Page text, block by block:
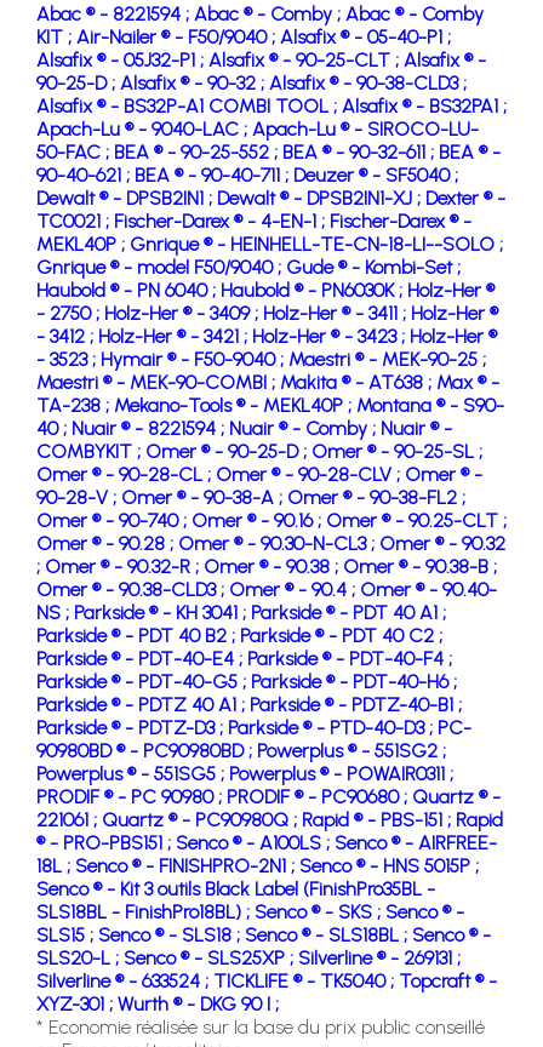
Abac ® - 8221594 ; Abac ® - Comby ; Abac ® - Comby
KIT ; Air-Nailer ® - F50/9040 ; Alsafix ® - 05-40-P1 ;
Alsafix ® - 05J32-P1 ; Alsafix ® - 90-25-CLT ; Alsafix ® -
90-25-D ; Alsafix ® - 90-32 ; Alsafix ® - 90-38-CLD3 ;
Alsafix ® - BS32P-A1 COMBI TOOL ; Alsafix ® - BS32PA1 ;
Apach-Lu ® - 9040-LAC ; Apach-Lu ® - SIROCO-LU-
50-FAC ; BEA ® - 90-25-552 ; BEA ® - 90-32-611 ; BEA ® -
90-40-621 ; BEA ® - 90-40-711 ; Deuzer ® - SF5040 ;
Dewalt ® - DPSB2IN1 ; Dewalt ® - DPSB2IN1-XJ ; Dexter ® -
TC0021 ; Fischer-Darex ® - 4-EN-1 ; Fischer-Darex ® -
MEKL40P ; Gnrique ® - HEINHELL-TE-CN-18-LI--SOLO ;
Gnrique ® - model F50/9040 ; Gude ® - Kombi-Set ;
Haubold ® - PN 6040 ; Haubold ® - PN6030K ; Holz-Her ®
- 2750 ; Holz-Her ® - 3409 ; Holz-Her ® - 3411 ; Holz-Her ®
- 3412 ; Holz-Her ® - 3421 ; Holz-Her ® - 3423 ; Holz-Her ®
- 3523 ; Hymair ® - F50-9040 ; Maestri ® - MEK-90-25 ;
Maestri ® - MEK-90-COMBI ; Makita ® - AT638 ; Max ® -
TA-238 ; Mekano-Tools ® - MEKL40P ; Montana ® - S90-
40 ; Nuair ® - 8221594 ; Nuair ® - Comby ; Nuair ® -
COMBYKIT ; Omer ® - 90-25-D ; Omer ® - 90-25-SL ;
Omer ® - 90-28-CL ; Omer ® - 90-28-CLV ; Omer ® -
90-28-V ; Omer ® - 90-38-A ; Omer ® - 90-38-FL2 ;
Omer ® - 90-740 ; Omer ® - 90.16 ; Omer ® - 90.25-CLT ;
Omer ® - 90.28 ; Omer ® - 90.30-N-CL3 ; Omer ® - 90.32
; Omer ® - 90.32-R ; Omer ® - 90.38 ; Omer ® - 90.38-B ;
Omer ® - 90.38-CLD3 ; Omer ® - 90.4 ; Omer ® - 90.40-
NS ; Parkside ® - KH 3041 ; Parkside ® - PDT 40 A1 ;
Parkside ® - PDT 40 B2 ; Parkside ® - PDT 40 C2 ;
Parkside ® - PDT-40-E4 ; Parkside ® - PDT-40-F4 ;
Parkside ® - PDT-40-G5 ; Parkside ® - PDT-40-H6 ;
Parkside ® - PDTZ 40 A1 ; Parkside ® - PDTZ-40-B1 ;
Parkside ® - PDTZ-D3 ; Parkside ® - PTD-40-D3 ; PC-
90980BD ® - PC90980BD ; Powerplus ® - 551SG2 ;
Powerplus ® - 551SG5 ; Powerplus ® - POWAIR0311 ;
PRODIF ® - PC 90980 ; PRODIF ® - PC90680 ; Quartz ® -
221061 ; Quartz ® - PC90980Q ; Rapid ® - PBS-151 ; Rapid
® - PRO-PBS151 ; Senco ® - A100LS ; Senco ® - AIRFREE-
18L ; Senco ® - FINISHPRO-2N1 ; Senco ® - HNS 5015P ;
Senco ® - Kit 3 outils Black Label (FinishPro35BL -
SLS18BL - FinishPro18BL) ; Senco ® - SKS ; Senco ® -
SLS15 ; Senco ® - SLS18 ; Senco ® - SLS18BL ; Senco ® -
SLS20-L ; Senco ® - SLS25XP ; Silverline ® - 269131 ;
Silverline ® - 633524 ; TICKLIFE ® - TK5040 ; Topcraft ® -
XYZ-301 ; Wurth ® - DKG 90 I ;
* Economie réalisée sur la base du prix public conseillé